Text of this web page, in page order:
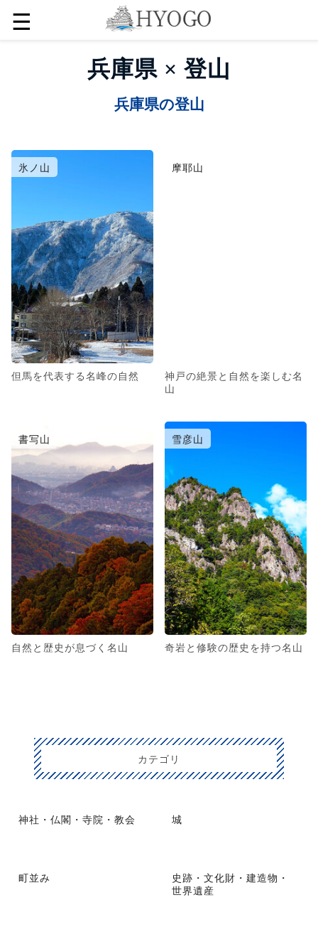
☰
兵庫県 × 登山
兵庫県の登山
氷ノ山
但馬を代表する名峰の自然
摩耶山
神戸の絶景と自然を楽しむ名
山
書写山
自然と歴史が息づく名山
雪彦山
奇岩と修験の歴史を持つ名山
カテゴリ
神社・仏閣・寺院・教会 城
町並み
史跡・文化財・建造物・
世界遺産